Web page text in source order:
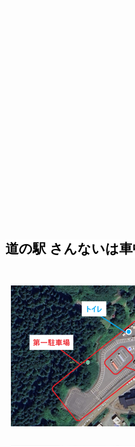
道の駅 さんないは